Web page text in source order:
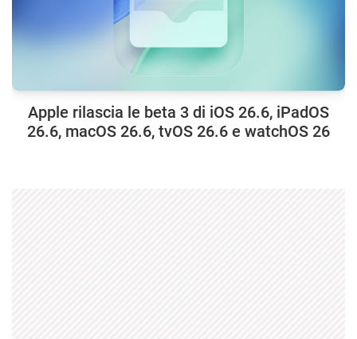
Apple rilascia le beta 3 di iOS 26.6, iPadOS
26.6, macOS 26.6, tvOS 26.6 e watchOS 26